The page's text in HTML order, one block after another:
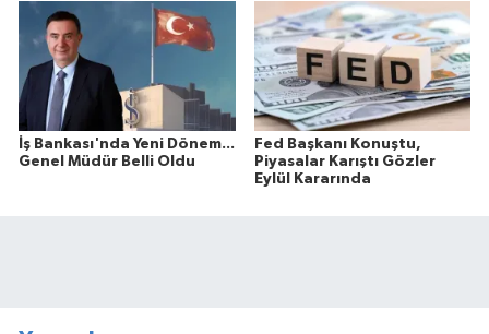
İş Bankası'nda Yeni Dönem...
Genel Müdür Belli Oldu
Fed Başkanı Konuştu,
Piyasalar Karıştı Gözler
Eylül Kararında